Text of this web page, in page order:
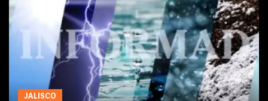
JALISCO